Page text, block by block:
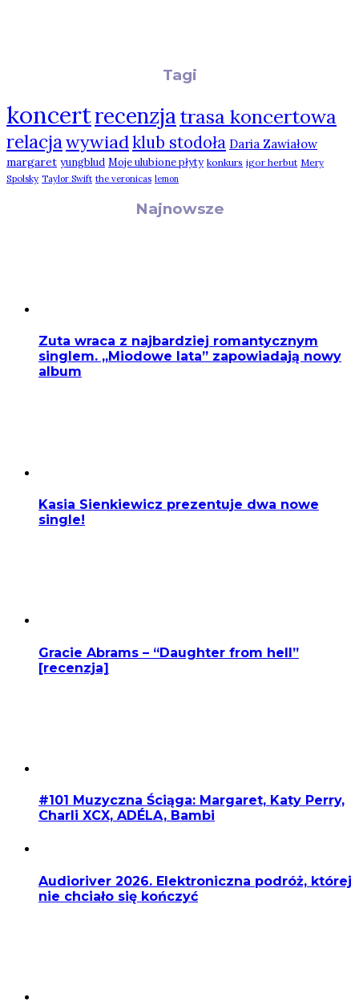
Tagi
koncertrecenzjatrasa koncertowa
relacja wywiadklub stodoła Daria Zawiałow
margaret yungblud Moje ulubione płyty konkurs igor herbut Mery
Spolsky Taylor Swift the veronicas lemon
Najnowsze
Zuta wraca z najbardziej romantycznym
singlem. „Miodowe lata” zapowiadają nowy
album
Kasia Sienkiewicz prezentuje dwa nowe
single!
Gracie Abrams – “Daughter from hell”
[recenzja]
#101 Muzyczna Ściąga: Margaret, Katy Perry,
Charli XCX, ADÉLA, Bambi
Audioriver 2026. Elektroniczna podróż, której
nie chciało się kończyć